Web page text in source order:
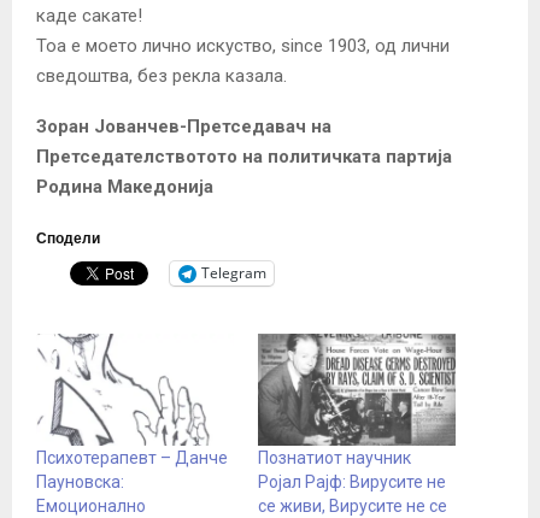
каде сакате!
Тоа е моето лично искуство, since 1903, од лични
сведоштва, без рекла казала.
Зоран Јованчев-Претседавач на
Претседателствотото на политичката партија
Родина Македонија
Сподели
Telegram
Психотерапевт – Данче
Пауновска:
Eмоционално
Познатиот научник
Ројал Рајф: Вирусите не
се живи, Вирусите не се